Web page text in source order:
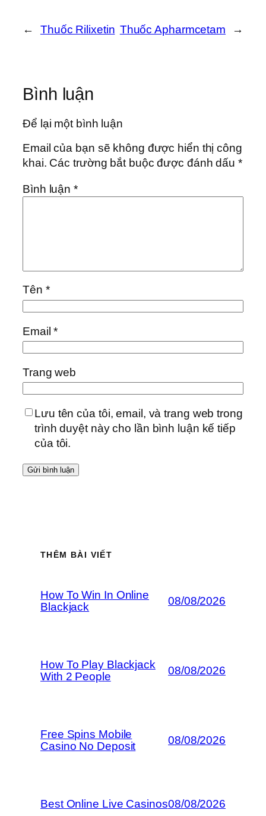
← Thuốc Rilixetin Thuốc Apharmcetam →
Bình luận
Để lại một bình luận
Email của bạn sẽ không được hiển thị công
khai. Các trường bắt buộc được đánh dấu*
Bình luận*
Tên *
Email*
Trang web
Lưu tên của tôi, email, và trang web trong
trình duyệt này cho lần bình luận kế tiếp
của tôi.
THÊM BÀI VIẾT
How To Win In Online
Blackjack
08/08/2026
How To Play Blackjack
With 2 People
08/08/2026
Free Spins Mobile
Casino No Deposit
08/08/2026
Best Online Live Casinos08/08/2026